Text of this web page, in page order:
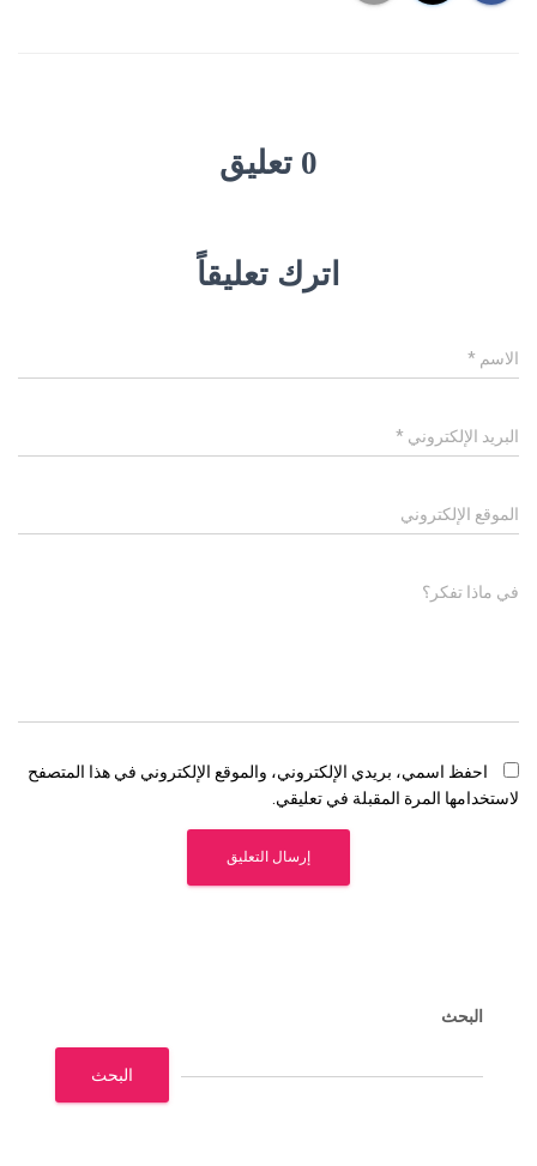
0 تعليق
اترك تعليقاً
الاسم *
البريد الإلكتروني *
الموقع الإلكتروني
في ماذا تفكر؟
احفظ اسمي، بريدي الإلكتروني، والموقع الإلكتروني في هذا المتصفح
لاستخدامها المرة المقبلة في تعليقي.
البحث
البحث